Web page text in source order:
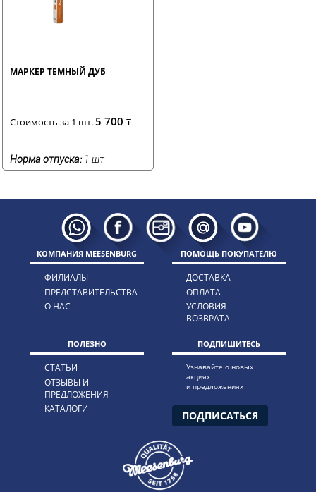
МАРКЕР ТЕМНЫЙ ДУБ
Стоимость за 1 шт.5 700 ₸
Норма отпуска: 1 шт
КОМПАНИЯ MEESENBURG
ФИЛИАЛЫ
ПРЕДСТАВИТЕЛЬСТВА
О НАС
ПОМОЩЬ ПОКУПАТЕЛЮ
ДОСТАВКА
ОПЛАТА
УСЛОВИЯ
ВОЗВРАТА
ПОЛЕЗНО
СТАТЬИ
ОТЗЫВЫ И
ПРЕДЛОЖЕНИЯ
КАТАЛОГИ
ПОДПИШИТЕСЬ
Узнавайте о новых
акциях
и предложениях
ПОДПИСАТЬСЯ